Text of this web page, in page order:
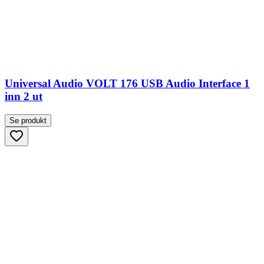
Universal Audio VOLT 176 USB Audio Interface 1
inn 2 ut
Se produkt